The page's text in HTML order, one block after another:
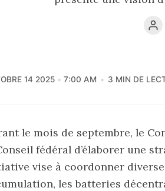
14 2025 7:00 AM 3 MIN DE
le mois de septembre, le
fédéral d’élaborer une
vise à coordonner
les batteries